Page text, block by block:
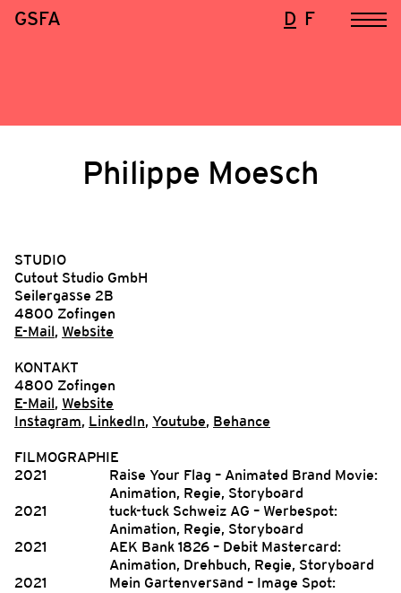
GSFA D F
Philippe Moesch
STUDIO
Cutout Studio GmbH
Seilergasse 2B
4800 Zofingen
E-Mail, Website
KONTAKT
4800 Zofingen
E-Mail, Website
Instagram, LinkedIn, Youtube, Behance
FILMOGRAPHIE
2021
Raise Your Flag – Animated Brand Movie:
Animation, Regie, Storyboard
2021
tuck-tuck Schweiz AG – Werbespot:
Animation, Regie, Storyboard
2021
AEK Bank 1826 – Debit Mastercard:
Animation, Drehbuch, Regie, Storyboard
2021
Mein Gartenversand – Image Spot: